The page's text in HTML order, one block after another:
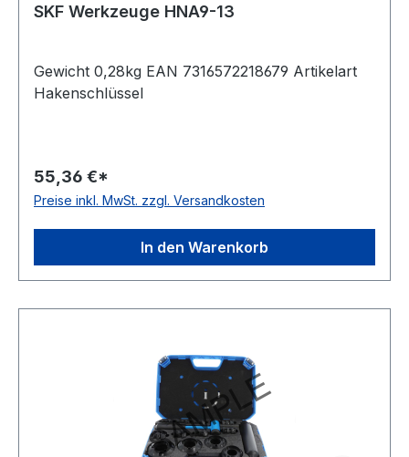
SKF Werkzeuge HNA9-13
Gewicht 0,28kg EAN 7316572218679 Artikelart
Hakenschlüssel
55,36 €*
Preise inkl. MwSt. zzgl. Versandkosten
In den Warenkorb